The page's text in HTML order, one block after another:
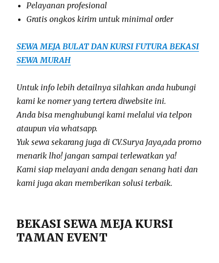
Pelayanan profesional
Gratis ongkos kirim untuk minimal order
SEWA MEJA BULAT DAN KURSI FUTURA BEKASI
SEWA MURAH
Untuk info lebih detailnya silahkan anda hubungi
kami ke nomer yang tertera diwebsite ini.
Anda bisa menghubungi kami melalui via telpon
ataupun via whatsapp.
Yuk sewa sekarang juga di CV.Surya Jaya,ada promo
menarik lho! jangan sampai terlewatkan ya!
Kami siap melayani anda dengan senang hati dan
kami juga akan memberikan solusi terbaik.
BEKASI SEWA MEJA KURSI
TAMAN EVENT